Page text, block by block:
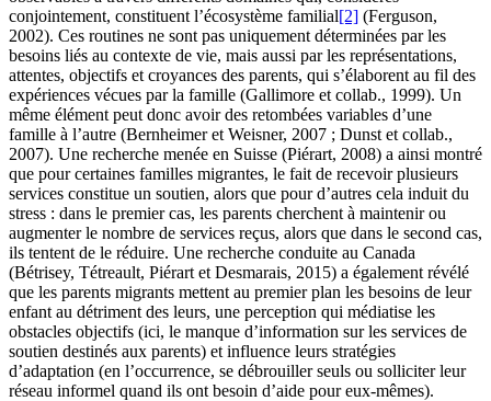
conjointement, constituent l’écosystème familial[2] (Ferguson,
2002). Ces routines ne sont pas uniquement déterminées par les
besoins liés au contexte de vie, mais aussi par les représentations,
attentes, objectifs et croyances des parents, qui s’élaborent au fil des
expériences vécues par la famille (Gallimore et collab., 1999). Un
même élément peut donc avoir des retombées variables d’une
famille à l’autre (Bernheimer et Weisner, 2007 ; Dunst et collab.,
2007). Une recherche menée en Suisse (Piérart, 2008) a ainsi montré
que pour certaines familles migrantes, le fait de recevoir plusieurs
services constitue un soutien, alors que pour d’autres cela induit du
stress : dans le premier cas, les parents cherchent à maintenir ou
augmenter le nombre de services reçus, alors que dans le second cas,
ils tentent de le réduire. Une recherche conduite au Canada
(Bétrisey, Tétreault, Piérart et Desmarais, 2015) a également révélé
que les parents migrants mettent au premier plan les besoins de leur
enfant au détriment des leurs, une perception qui médiatise les
obstacles objectifs (ici, le manque d’information sur les services de
soutien destinés aux parents) et influence leurs stratégies
d’adaptation (en l’occurrence, se débrouiller seuls ou solliciter leur
réseau informel quand ils ont besoin d’aide pour eux-mêmes).